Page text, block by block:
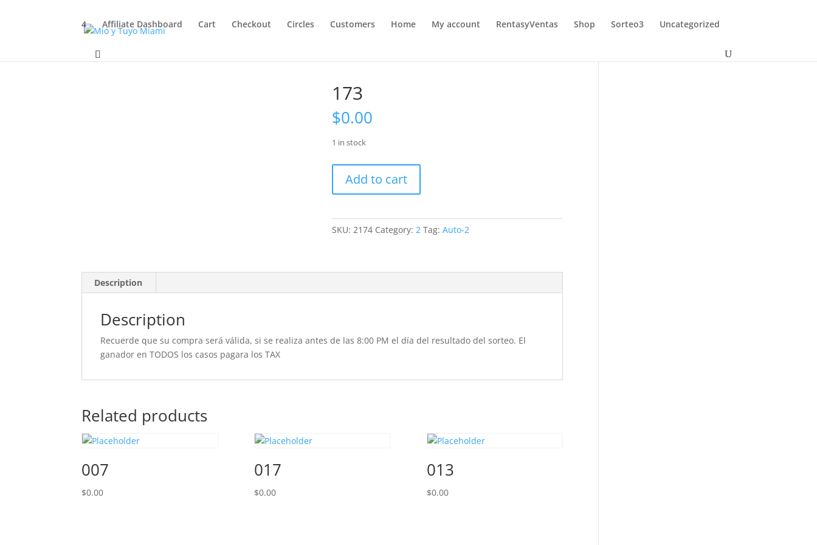
4 Affiliate Dashboard Cart Checkout Circles Customers Home My account RentasyVentas Shop Sorteo3 Uncategorized
173
$0.00
1 in stock
quantity
Add to cart
SKU:2174 Category:2 Tag:Auto-2
Description
Description
Recuerde que su compra será válida, si se realiza antes de las 8:00 PM el día del resultado del sorteo. El
ganador en TODOS los casos pagara los TAX
Related products
007
$0.00
017
$0.00
013
$0.00